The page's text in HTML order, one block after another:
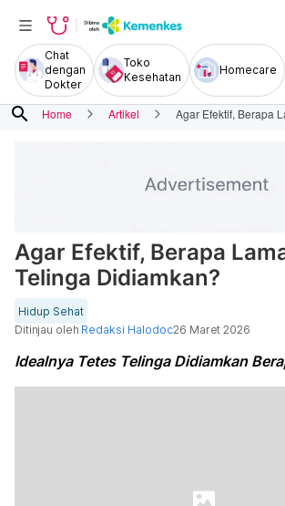
Chat
dengan
Dokter
Toko
Kesehatan
Homecare
search Home Artikel Agar Efektif, Berapa
Agar Efektif, Berapa
Telinga Didiamkan?
Hidup Sehat
Ditinjau oleh Redaksi Halodoc26 Maret 2026
Idealnya Tetes Telinga Didiamkan